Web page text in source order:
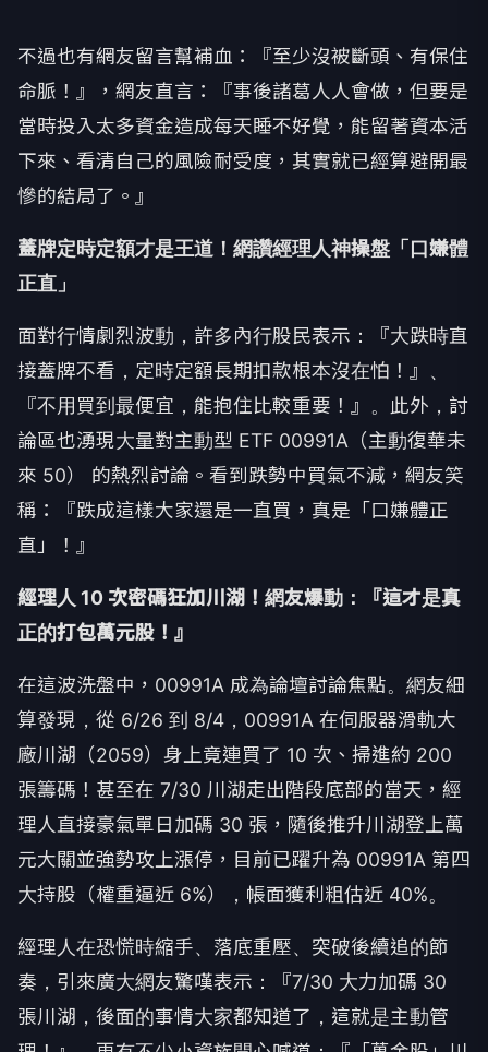
不過也有網友留言幫補血：『至少沒被斷頭、有保住
命脈！』，網友直言：『事後諸葛人人會做，但要是
當時投入太多資金造成每天睡不好覺，能留著資本活
下來、看清自己的風險耐受度，其實就已經算避開最
慘的結局了。』
蓋牌定時定額才是王道！網讚經理人神操盤「口嫌體
正直」
面對行情劇烈波動，許多內行股民表示：『大跌時直
接蓋牌不看，定時定額長期扣款根本沒在怕！』、
『不用買到最便宜，能抱住比較重要！』。此外，討
論區也湧現大量對主動型 ETF 00991A（主動復華未
來 50） 的熱烈討論。看到跌勢中買氣不減，網友笑
稱：『跌成這樣大家還是一直買，真是「口嫌體正
直」！』
經理人 10 次密碼狂加川湖！網友爆動：『這才是真
正的打包萬元股！』
在這波洗盤中，00991A 成為論壇討論焦點。網友細
算發現，從 6/26 到 8/4，00991A 在伺服器滑軌大
廠川湖（2059）身上竟連買了 10 次、掃進約 200
張籌碼！甚至在 7/30 川湖走出階段底部的當天，經
理人直接豪氣單日加碼 30 張，隨後推升川湖登上萬
元大關並強勢攻上漲停，目前已躍升為 00991A 第四
大持股（權重逼近 6%），帳面獲利粗估近 40%。
經理人在恐慌時縮手、落底重壓、突破後續追的節
奏，引來廣大網友驚嘆表示：『7/30 大力加碼 30
張川湖，後面的事情大家都知道了，這就是主動管